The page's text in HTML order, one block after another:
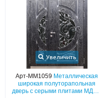
Увеличить
Арт-ММ1059 Металлическая
широкая полуторапольная
дверь с серыми плитами МДФ с